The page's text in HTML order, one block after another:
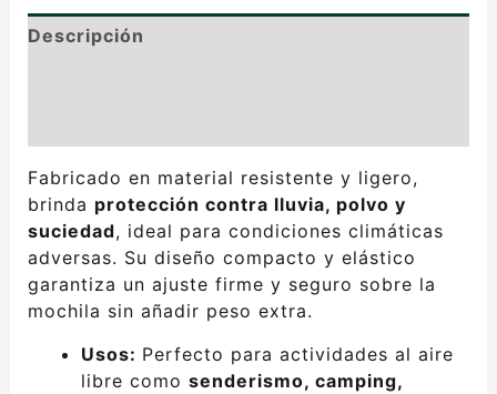
Descripción
Fabricado en material resistente y ligero,
brinda protección contra lluvia, polvo y
suciedad, ideal para condiciones climáticas
adversas. Su diseño compacto y elástico
garantiza un ajuste firme y seguro sobre la
mochila sin añadir peso extra.
Usos: Perfecto para actividades al aire
libre como senderismo, camping,